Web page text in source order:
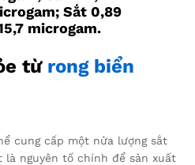
Sắt 0,89
microgam.
từ rong biển
cung cấp một nửa lượng sắt
là nguyên tố chính để sản xuất